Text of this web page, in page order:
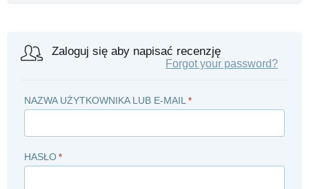
Zaloguj się aby napisać recenzję
Forgot your password?
NAZWA UŻYTKOWNIKA LUB E-MAIL *
HASŁO *